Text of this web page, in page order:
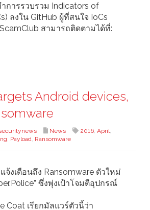
การรวบรวม Indicators of
ลงใน GitHub ผู้ที่สนใจ IoCs
สามารถติดตามได้ที่:
Android devices,
News 2016, April,
, Payload, Ransomware
จ้งเตือนถึง Ransomware ตัวใหม่
ซึ่งพุ่งเป้าโจมตีอุปกรณ์
Coat เรียกมัลแวร์ตัวนี้ว่า